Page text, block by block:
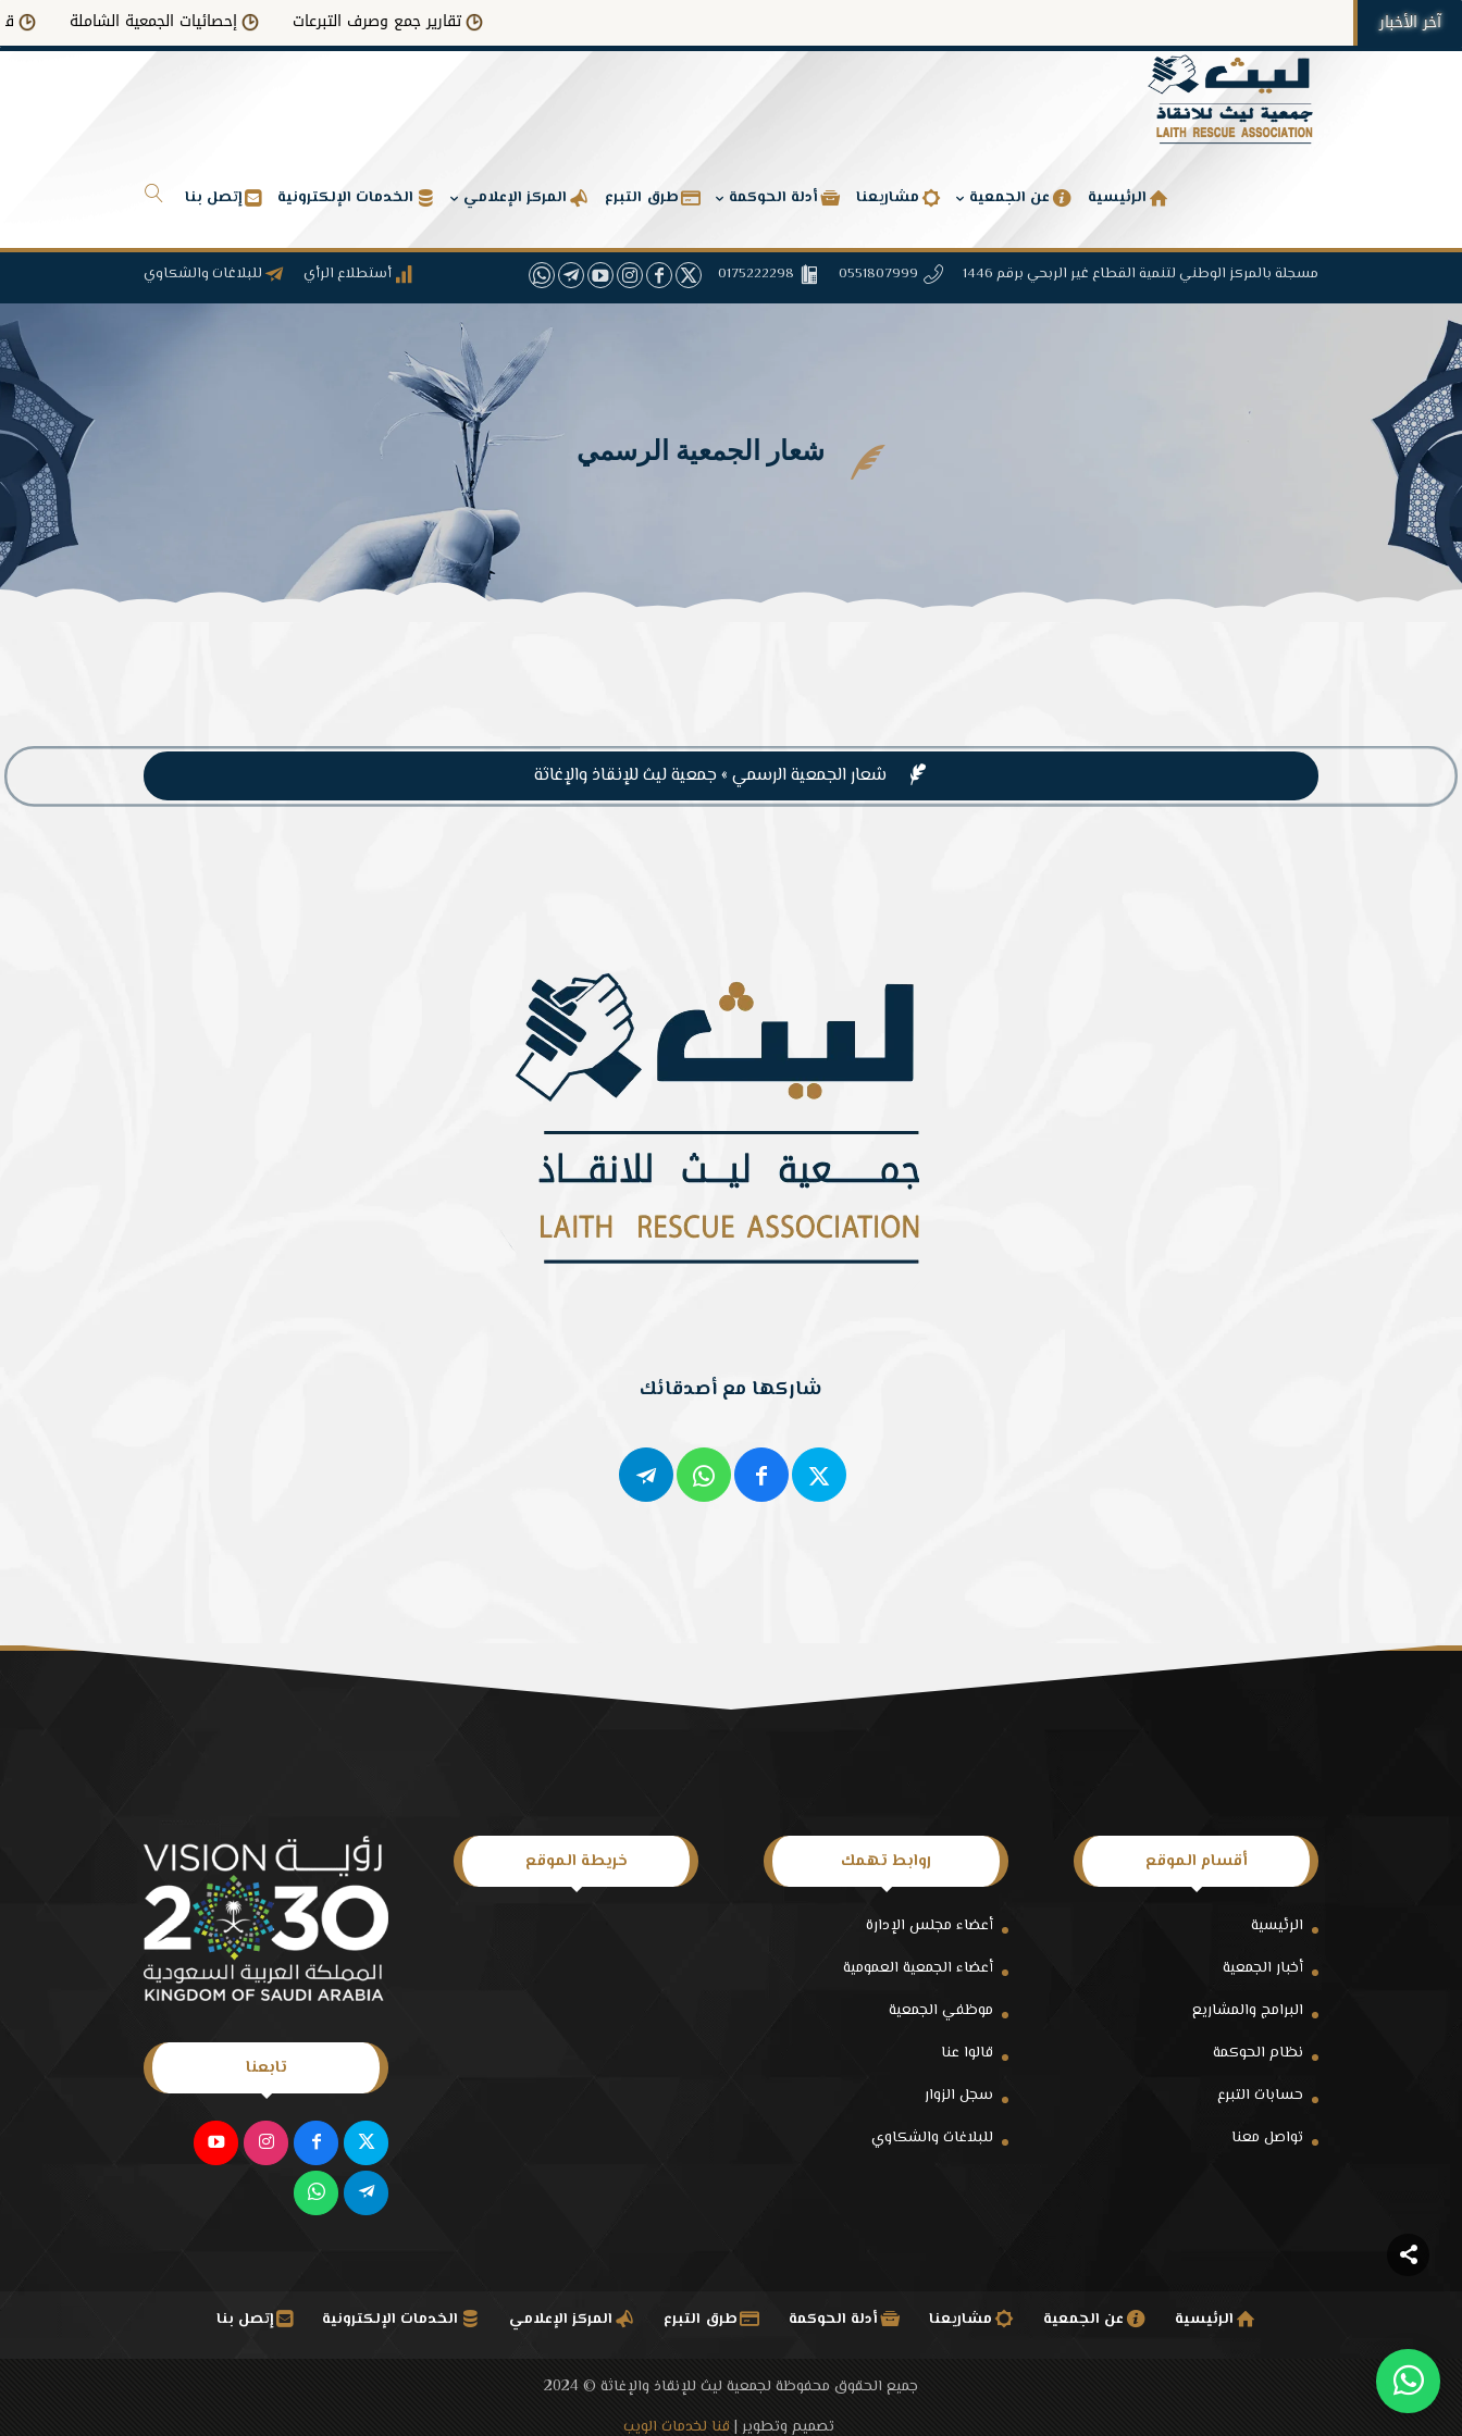
آخر الأخبار تقارير جمع وصرف التبرعات إحصائيات الجمعية الشاملة
الرئيسية عن الجمعية مشاريعنا أدلة الحوكمة طرق التبرع المركز الإعلامي الخدمات الإلكترونية إتصل بنا
مسجلة بالمركز الوطني لتنمية القطاع غير الربحي برقم 1446 0551807999
0175222298 أستطلاع الرأي للبلاغات والشكاوي
 شعار الجمعية الرسمي
 شعار الجمعية الرسمي » جمعية ليث للإنقاذ والإغاثة
شاركها مع أصدقائك
أقسام الموقع
الرئيسية
أخبار الجمعية
البرامج والمشاريع
نظام الحوكمة
حسابات التبرع
تواصل معنا
روابط تهمك
أعضاء مجلس الإدارة
أعضاء الجمعية العمومية
موظفي الجمعية
قالوا عنا
سجل الزوار
للبلاغات والشكاوي
خريطة الموقع
تابعنا
الرئيسية عن الجمعية مشاريعنا أدلة الحوكمة طرق التبرع المركز الإعلامي الخدمات الإلكترونية إتصل بنا
جميع الحقوق محفوظة لجمعية ليث للإنقاذ والإغاثة © 2024
تصميم وتطوير | قنا لخدمات الويب